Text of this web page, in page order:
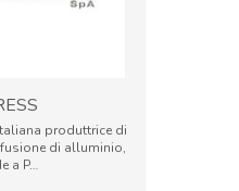
produttrice di
di alluminio,
a P…